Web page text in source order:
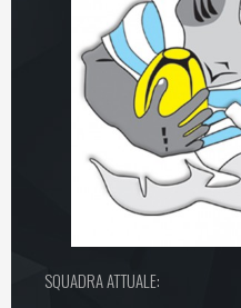
SQUADRA ATTUALE: